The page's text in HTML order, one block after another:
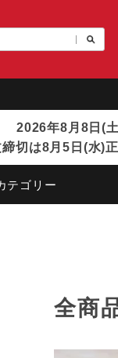
2026年8月8日(
切は8月5日(水)
テゴリー
全商